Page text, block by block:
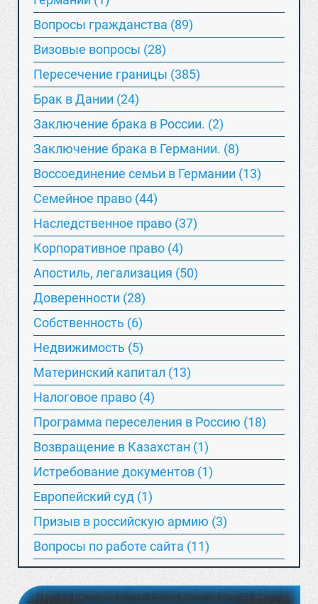
Вопросы гражданства (89)
Визовые вопросы (28)
Пересечение границы (385)
Брак в Дании (24)
Заключение брака в России. (2)
Заключение брака в Германии. (8)
Воссоединение семьи в Германии (13)
Семейное право (44)
Наследственное право (37)
Корпоративное право (4)
Апостиль, легализация (50)
Доверенности (28)
Собственность (6)
Недвижимость (5)
Материнский капитал (13)
Hалоговое право (4)
Программа переселения в Россию (18)
Возвращение в Казахстан (1)
Истребование документов (1)
Европейский суд (1)
Призыв в российскую армию (3)
Вопросы по работе сайта (11)